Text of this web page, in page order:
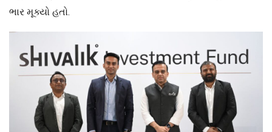
ભાર મૂક્યો હતો.